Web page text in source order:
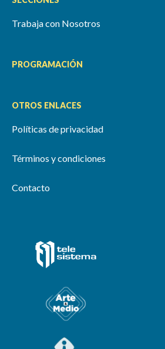
Trabaja con Nosotros
PROGRAMACIÓN
OTROS ENLACES
Políticas de privacidad
Términos y condiciones
Contacto